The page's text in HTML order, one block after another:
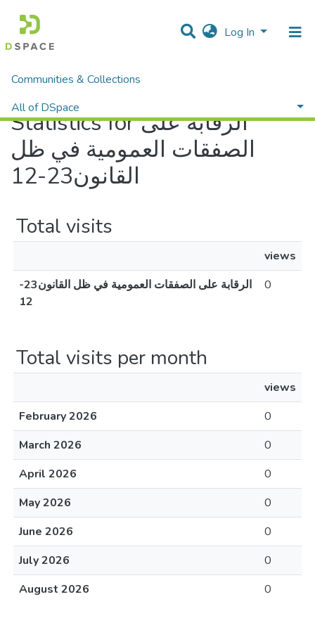
Log In
Communities & Collections
All of DSpace
Home Statistics
Statistics for الرقابة على
الصفقات العمومية في ظل
القانون23-12
Total visits
views
الرقابة على الصفقات العمومية في ظل القانون23-
12
0
Total visits per month
views
February 2026
0
March 2026
0
April 2026
0
May 2026
0
June 2026
0
July 2026
0
August 2026
0